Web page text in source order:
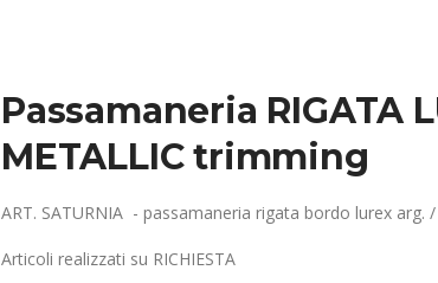
Passamaneria RIGATA
METALLIC trimming
ART. SATURNIA - passamaneria rigata bordo lurex arg.
Articoli realizzati su RICHIESTA